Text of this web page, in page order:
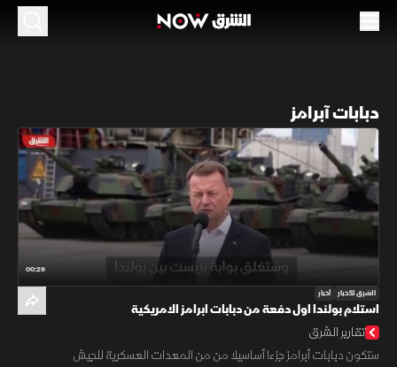
دبابات آبرامز
00:29
الشرق للأخبار أخبار
استلام بولندا اول دفعة من دبابات ابرامز الامريكية
تقارير الشرق
ستكون دبابات أبرامز جزءا أساسيلا من من المعدات العسكرية للجيش